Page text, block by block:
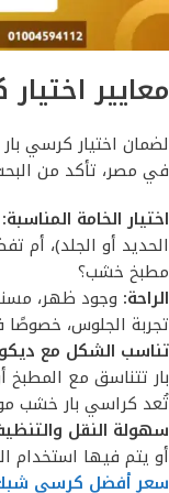
معايير
لضمان اختيار كرسي
في مصر، تأكد من البحث
اختيار الخامة المناسبة:
الحديد أو الجلد)، أم
مطبخ خشب؟
الراحة: وجود ظهر،
تجربة الجلوس،
تناسب الشكل مع
بار تتناسق مع
تُعد كراسي بار خشب
سهولة النقل
أو يتم فيها
سعر أفضل كرسي